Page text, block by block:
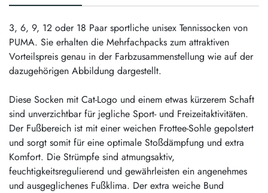
3, 6, 9, 12 oder 18 Paar sportliche unisex Tennissocken von
PUMA. Sie erhalten die Mehrfachpacks zum attraktiven
Vorteilspreis genau in der Farbzusammenstellung wie auf der
dazugehörigen Abbildung dargestellt.
Diese Socken mit Cat-Logo und einem etwas kürzerem Schaft
sind unverzichtbar für jegliche Sport- und Freizeitaktivitäten.
Der Fußbereich ist mit einer weichen Frottee-Sohle gepolstert
und sorgt somit für eine optimale Stoßdämpfung und extra
Komfort. Die Strümpfe sind atmungsaktiv,
feuchtigkeitsregulierend und gewährleisten ein angenehmes
und ausgeglichenes Fußklima. Der extra weiche Bund